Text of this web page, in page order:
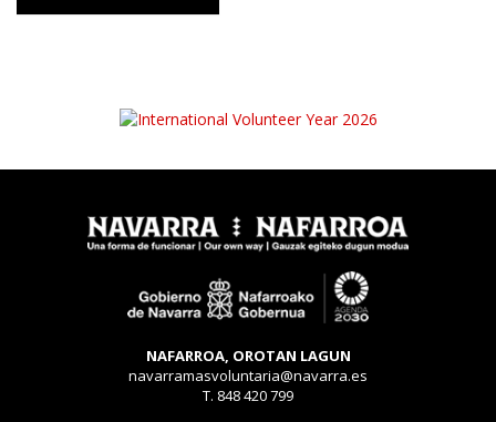
NAFARROA, OROTAN LAGUN
navarramasvoluntaria@navarra.es
T. 848 420 799